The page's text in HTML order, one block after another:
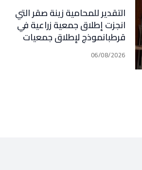
احتمال تفجّر التصعيد
التقدير للمحامية زينة صقر التي
انجزت إطلاق جمعية زراعية في
قرطبانموذج لإطلاق جمعيات
معنية بكل المجالات في كل
القرى و البلدات في جبيل (فارس
06/08/2026